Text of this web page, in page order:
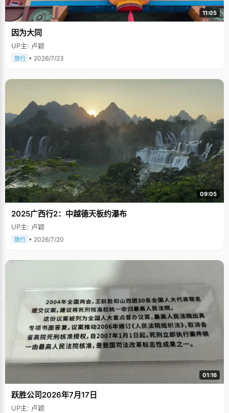
11:05
因为大同
UP主: 卢颖
旅行 • 2026/7/23
09:05
2025广西行2：中越德天板约瀑布
UP主: 卢颖
旅行 • 2026/7/20
01:16
跃胜公司2026年7月17日
UP主: 卢颖